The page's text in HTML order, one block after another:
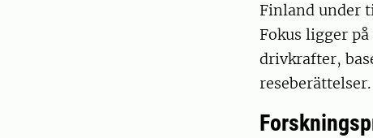
Finland under
Fokus ligger
drivkrafter,
reseberättelser.